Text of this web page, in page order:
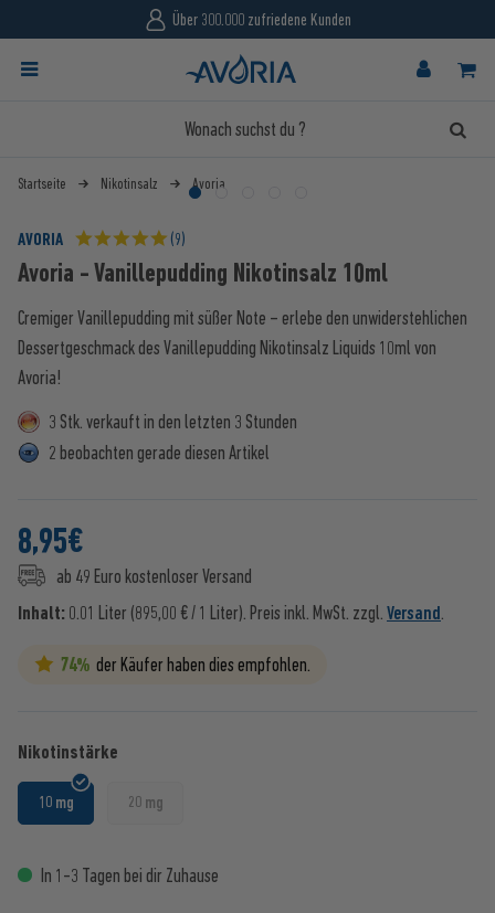
Über 300.000 zufriedene Kunden
Startseite Nikotinsalz Avoria
AVORIA (9)
Avoria - Vanillepudding Nikotinsalz 10ml
Cremiger Vanillepudding mit süßer Note – erlebe den unwiderstehlichen
Dessertgeschmack des Vanillepudding Nikotinsalz Liquids 10ml von
Avoria!
3 Stk. verkauft in den letzten 3 Stunden
2 beobachten gerade diesen Artikel
8,95€
ab 49 Euro kostenloser Versand
Inhalt: 0.01 Liter (895,00 € / 1 Liter). Preis inkl. MwSt. zzgl. Versand.
74% der Käufer haben dies empfohlen.
Nikotinstärke
10 mg 20 mg
In 1-3 Tagen bei dir Zuhause